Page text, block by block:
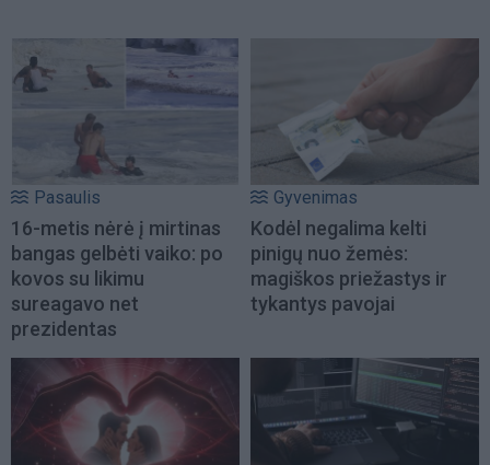
Pasaulis
16-metis nėrė į mirtinas
bangas gelbėti vaiko: po
kovos su likimu
sureagavo net
prezidentas
Gyvenimas
Kodėl negalima kelti
pinigų nuo žemės:
magiškos priežastys ir
tykantys pavojai